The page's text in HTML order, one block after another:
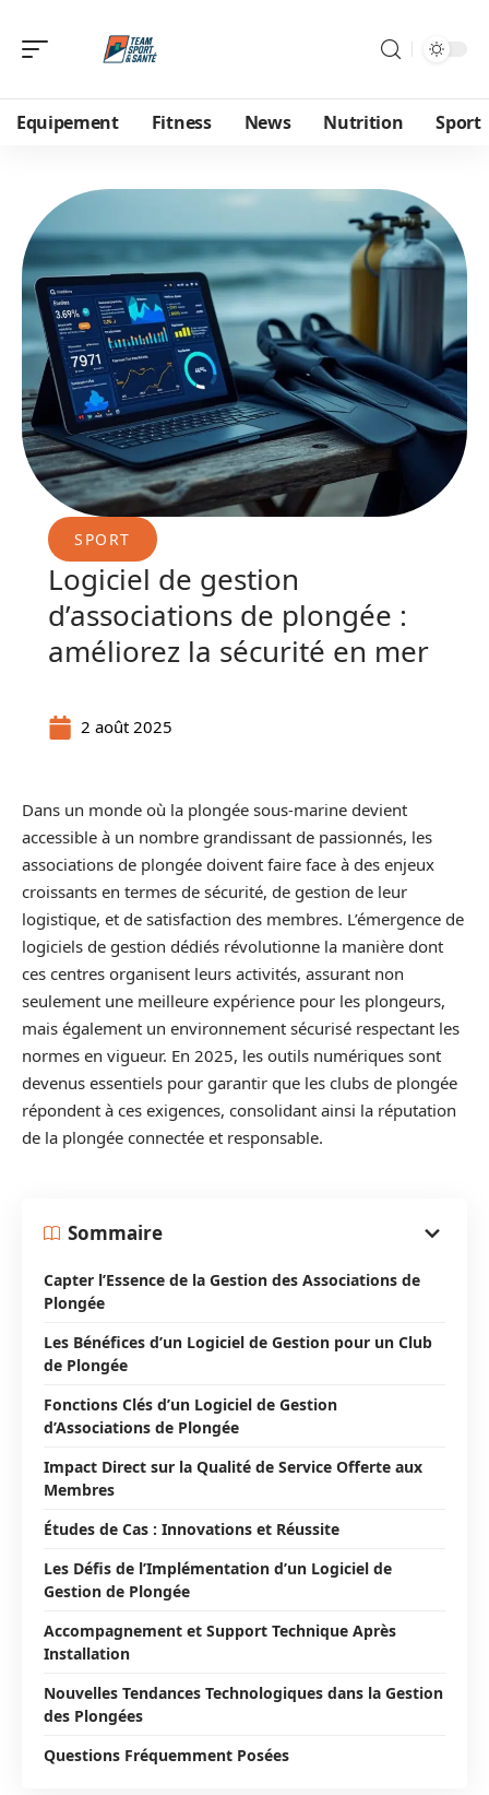
Equipement Fitness News Nutrition Sport
SPORT
Logiciel de gestion
d’associations de plongée :
améliorez la sécurité en mer
2 août 2025
Dans un monde où la plongée sous-marine devient
accessible à un nombre grandissant de passionnés, les
associations de plongée doivent faire face à des enjeux
croissants en termes de sécurité, de gestion de leur
logistique, et de satisfaction des membres. L’émergence de
logiciels de gestion dédiés révolutionne la manière dont
ces centres organisent leurs activités, assurant non
seulement une meilleure expérience pour les plongeurs,
mais également un environnement sécurisé respectant les
normes en vigueur. En 2025, les outils numériques sont
devenus essentiels pour garantir que les clubs de plongée
répondent à ces exigences, consolidant ainsi la réputation
de la plongée connectée et responsable.
Sommaire
Capter l’Essence de la Gestion des Associations de
Plongée
Les Bénéfices d’un Logiciel de Gestion pour un Club
de Plongée
Fonctions Clés d’un Logiciel de Gestion
d’Associations de Plongée
Impact Direct sur la Qualité de Service Offerte aux
Membres
Études de Cas : Innovations et Réussite
Les Défis de l’Implémentation d’un Logiciel de
Gestion de Plongée
Accompagnement et Support Technique Après
Installation
Nouvelles Tendances Technologiques dans la Gestion
des Plongées
Questions Fréquemment Posées